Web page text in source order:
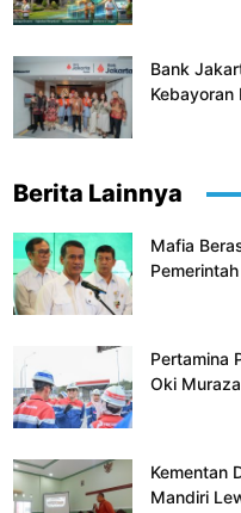
Bank
Kebayoran
Berita Lainnya
Mafia
Pertamina
Oki
Kementan
Mandiri